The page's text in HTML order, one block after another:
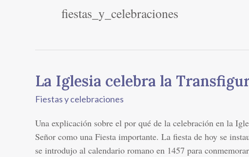
fiestas_y_celebraciones
La Iglesia celebra la
Fiestas y celebraciones
Una explicación sobre el por qué de la celebración en la
Señor como una Fiesta importante. La fiesta de hoy se
se introdujo al calendario romano en 1457 para
La
celebra
la
Transfiguración